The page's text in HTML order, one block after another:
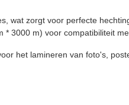
wat zorgt voor perfecte
3000 m) voor compatibiliteit
het lamineren van foto's,